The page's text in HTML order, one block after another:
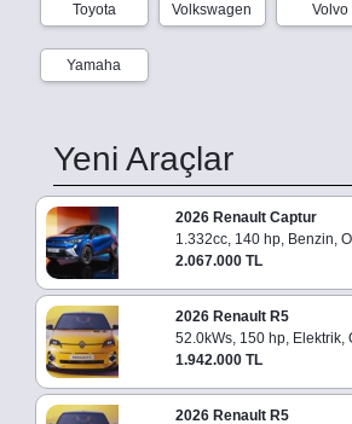
Toyota Volkswagen Volvo
Yamaha
Yeni Araçlar
2026 Renault Captur
1.332cc, 140 hp, Benzin,
2.067.000 TL
2026 Renault R5
52.0kWs, 150 hp, Elektrik,
1.942.000 TL
2026 Renault R5